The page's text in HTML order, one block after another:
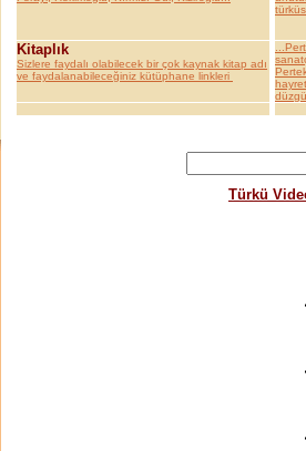
Kitaplık
Sizlere faydalı olabilecek bir çok kaynak kitap adı
ve faydalanabileceğiniz kütüphane linkleri
Türkü